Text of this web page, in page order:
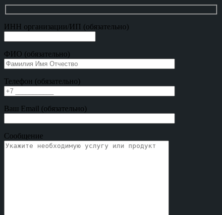
ИНН организации/ИП (обязательно)
ФИО (обязательно)
Телефон (обязательно)
Ваш Email (обязательно)
Сообщение